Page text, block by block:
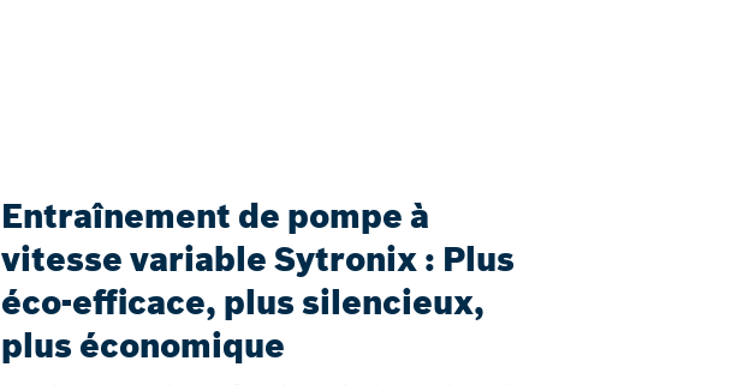
Entraînement de pompe à
vitesse variable Sytronix : Plus
éco-efficace, plus silencieux,
plus économique